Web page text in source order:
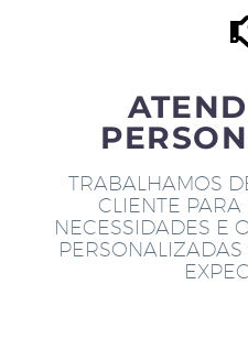
TRABALHAMOS
CLIENTE
NECESSIDADES E